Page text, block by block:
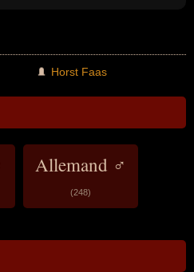
Horst Faas
Allemand ♂
(248)